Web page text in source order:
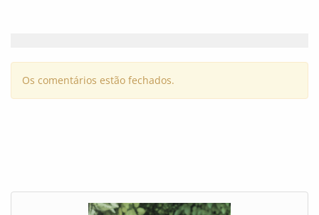
Os comentários estão fechados.